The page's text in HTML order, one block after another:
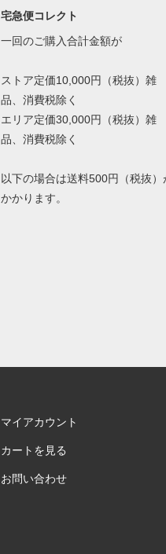
宅急便コレクト
一回のご購入合計金額が
ストア定価10,000円（税抜）雑
品、消費税除く
エリア定価30,000円（税抜）雑
品、消費税除く
以下の場合は送料500円（税抜）
かかります。
マイアカウント
カートを見る
お問い合わせ